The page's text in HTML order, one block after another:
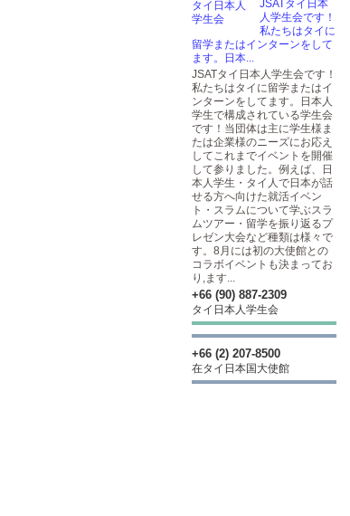
JSATタイ日本
人学生会です！
私たちはタイに
留学またはインターンをして
ます。日本...
JSATタイ日本人学生会です！
私たちはタイに留学またはイ
ンターンをしてます。日本人
学生で構成されている学生会
です！当団体は主に学生様ま
たは企業様のニーズにお応え
してこれまでイベントを開催
して参りました。例えば、日
本人学生・タイ人で日本が話
せる方へ向けた就活イベン
ト・スラムについて学ぶスラ
ムツアー・留学を振り返るプ
レゼン大会など種類は様々で
す。8月には初の大使館との
コラボイベントも決まってお
り,ます...
+66 (90) 887-2309
タイ日本人学生会
+66 (2) 207-8500
在タイ日本国大使館